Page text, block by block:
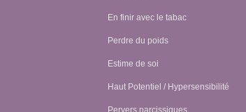
En finir avec le tabac
Perdre du poids
Estime de soi
Haut Potentiel / Hypersensibilité
Pervers narcissiques